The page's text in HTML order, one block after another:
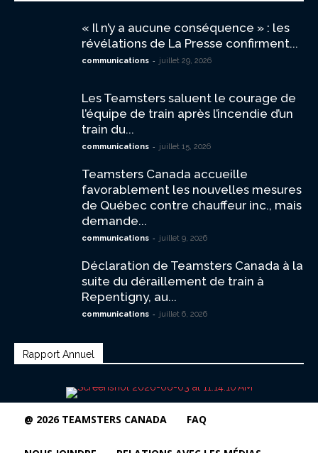
« Il n’y a aucune conséquence » : les
révélations de La Presse confirment...
communications - juillet 29, 2026
Les Teamsters saluent le courage de
l’équipe de train après l’incendie d’un
train du...
communications - juillet 15, 2026
Teamsters Canada accueille
favorablement les nouvelles mesures
de Québec contre chauffeur inc., mais
demande...
communications - juillet 9, 2026
Déclaration de Teamsters Canada à la
suite du déraillement de train à
Repentigny, au...
communications - juillet 6, 2026
Rapport Annuel
@ 2026 TEAMSTERS CANADA FAQ